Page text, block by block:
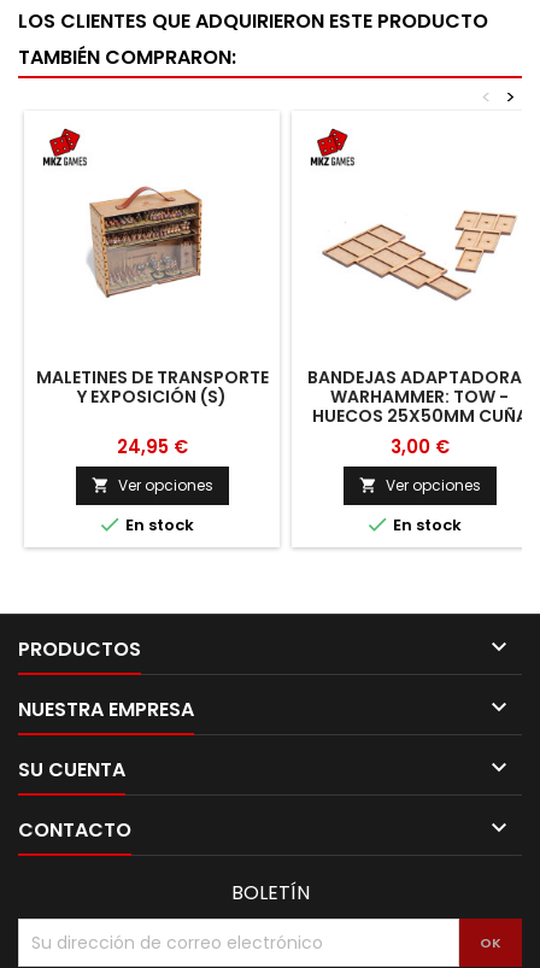
LOS CLIENTES QUE ADQUIRIERON ESTE PRODUCTO
TAMBIÉN COMPRARON:
>
<
MALETINES DE TRANSPORTE
Y EXPOSICIÓN (S)
24,95 €
 Ver opciones
 En stock
BANDEJAS ADAPTADORAS
WARHAMMER: TOW -
HUECOS 25X50MM CUÑA
3,00 €
 Ver opciones
 En stock
PRODUCTOS 
NUESTRA EMPRESA 
SU CUENTA 
CONTACTO 
BOLETÍN